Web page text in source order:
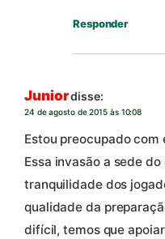
Responder
Juniordisse:
24 de agosto de 2015 às 10:08
Estou preocupado
Essa invasão a sede
tranquilidade dos
qualidade da
difícil, temos que